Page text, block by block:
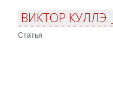
ВИКТОР КУЛЛЭ.
Статья